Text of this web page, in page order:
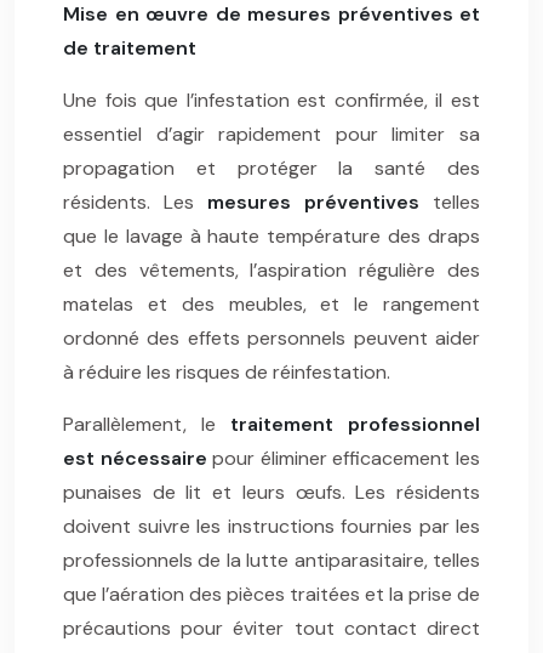
Mise en œuvre de mesures préventives et
de traitement
Une fois que l’infestation est confirmée, il est
essentiel d’agir rapidement pour limiter sa
propagation et protéger la santé des
résidents. Les mesures préventives telles
que le lavage à haute température des draps
et des vêtements, l’aspiration régulière des
matelas et des meubles, et le rangement
ordonné des effets personnels peuvent aider
à réduire les risques de réinfestation.
Parallèlement, le traitement professionnel
est nécessaire pour éliminer efficacement les
punaises de lit et leurs œufs. Les résidents
doivent suivre les instructions fournies par les
professionnels de la lutte antiparasitaire, telles
que l’aération des pièces traitées et la prise de
précautions pour éviter tout contact direct